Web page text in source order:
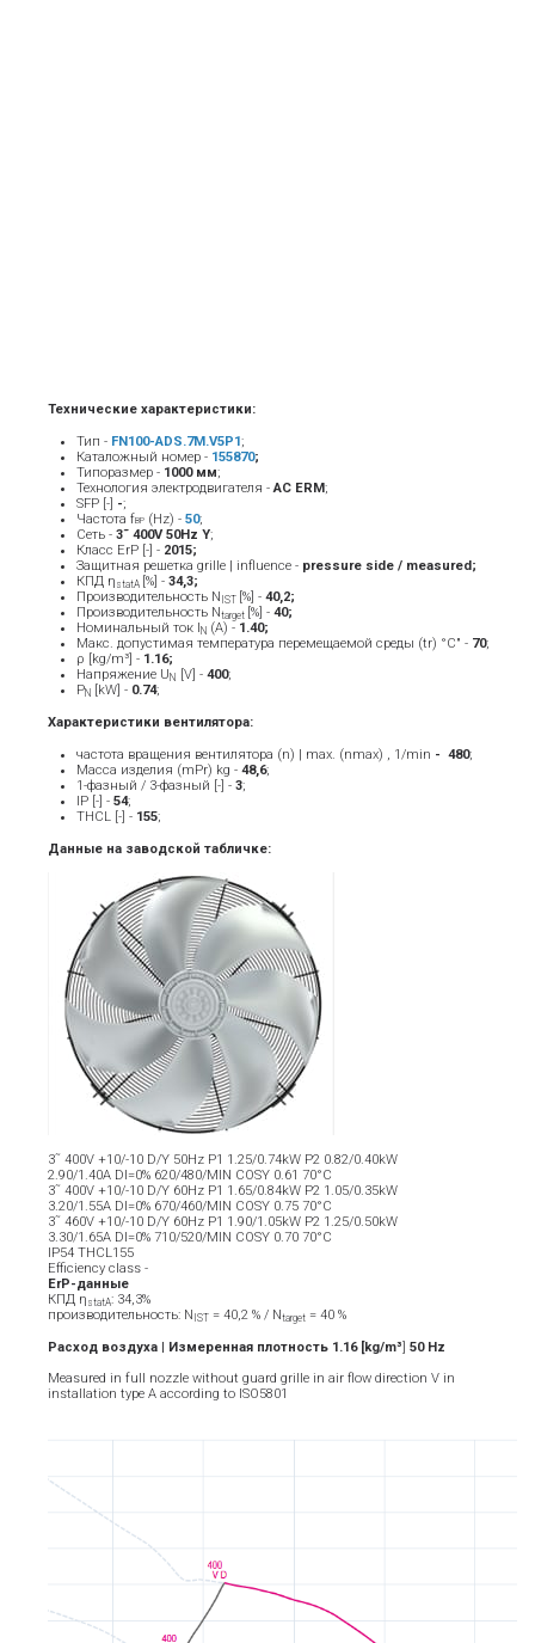
Технические характеристики:
Тип - FN100-ADS.7M.V5P1;
Каталожный номер - 155870;
Типоразмер - 1000 мм;
Технология электродвигателя -AC ERM;
SFP [-] -;
Частота fBP (Hz) - 50;
Сеть - 3˜ 400V 50Hz Y;
Класс ErP [-] - 2015;
Защитная решетка grille | influence - pressure side / measured;
КПД η statA [%] - 34,3;
Производительность N IST [%] - 40,2;
Производительность Ntarget [%] - 40;
Номинальный ток ΙΝ (A) - 1.40;
Макс. допустимая температура перемещаемой среды (tr) °C" - 70;
ρ [kg/m³] - 1.16;
Напряжение UN [V] - 400;
PN [kW] - 0.74;
Характеристики вентилятора:
частота вращения вентилятора (n) | max. (nmax) , 1/min - ­ 480;
Масса изделия (mPr) kg - 48,6;
1-фазный / 3-фазный [-] - 3;
IP [-] - 54;
THCL [-] - 155;
Данные на заводской табличке:
3˜ 400V +10/-10 D/Y 50Hz P1 1.25/0.74kW P2 0.82/0.40kW
2.90/1.40A DI=0% 620/480/MIN COSY 0.61 70°C
3˜ 400V +10/-10 D/Y 60Hz P1 1.65/0.84kW P2 1.05/0.35kW
3.20/1.55A DI=0% 670/460/MIN COSY 0.75 70°C
3˜ 460V +10/-10 D/Y 60Hz P1 1.90/1.05kW P2 1.25/0.50kW
3.30/1.65A DI=0% 710/520/MIN COSY 0.70 70°C
IP54 THCL155
Efficiency class -
ErP-данные
КПД η statA: 34,3%
производительность: N IST = 40,2 % / Ntarget = 40 %
Расход воздуха | Измеренная плотность 1.16 [kg/m³] 50 Hz
Measured in full nozzle without guard grille in air flow direction V in
installation type A according to ISO5801